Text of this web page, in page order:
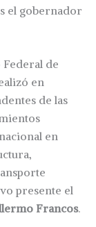
el gobernador
de
en
de las
en
presente el
Francos.